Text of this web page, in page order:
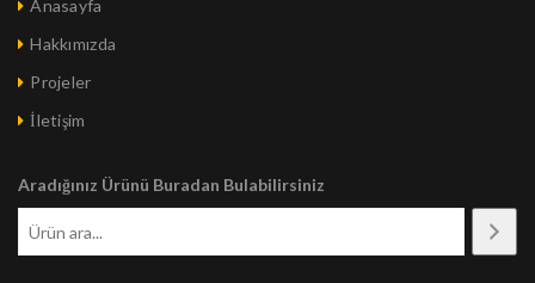
Anasayfa
Hakkımızda
Projeler
İletişim
Aradığınız Ürünü Buradan Bulabilirsiniz